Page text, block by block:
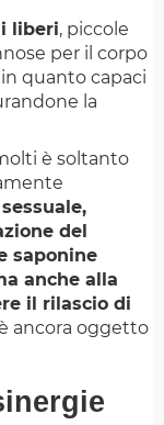
liberi, piccole
per il corpo
quanto capaci
la
è soltanto
del
saponine
anche alla
il rilascio di
ancora oggetto